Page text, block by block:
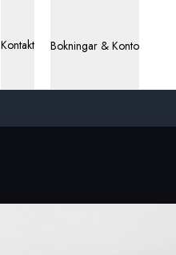
Kontakt Bokningar & Konto